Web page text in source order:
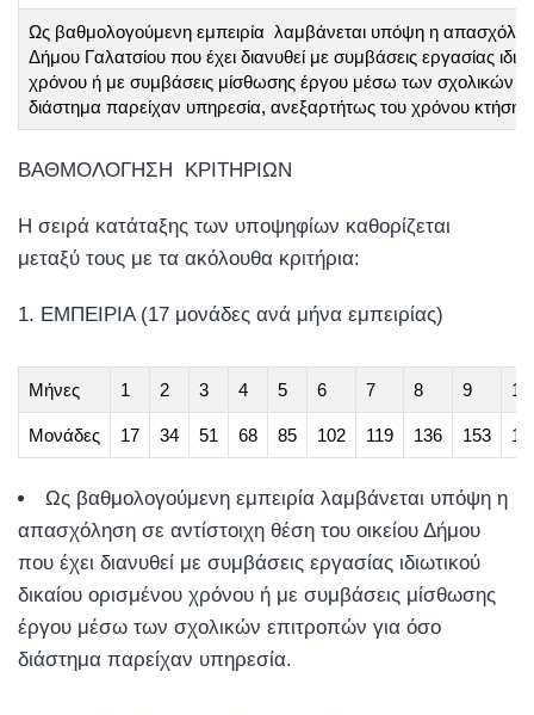
Ως βαθμολογούμενη εμπειρία λαμβάνεται υπόψη η
Δήμου Γαλατσίου που έχει διανυθεί με συμβάσεις εργασίας
χρόνου ή με συμβάσεις μίσθωσης έργου μέσω των σχολικών
διάστημα παρείχαν υπηρεσία, ανεξαρτήτως του χρόνου
ΒΑΘΜΟΛΟΓΗΣΗ ΚΡΙΤΗΡΙΩΝ
Η σειρά κατάταξης των υποψηφίων καθορίζεται
μεταξύ τους με τα ακόλουθα κριτήρια:
ΕΜΠΕΙΡΙΑ (17 μονάδες ανά μήνα εμπειρίας)
Μήνες 1 2 3 4 5 6 7 8 9 10
Μονάδες 17 34 51 68 85 102 119 136 153
Ως βαθμολογούμενη εμπειρία λαμβάνεται υπόψη η
απασχόληση σε αντίστοιχη θέση του οικείου Δήμου
που έχει διανυθεί με συμβάσεις εργασίας ιδιωτικού
δικαίου ορισμένου χρόνου ή με συμβάσεις μίσθωσης
έργου μέσω των σχολικών επιτροπών για όσο
διάστημα παρείχαν υπηρεσία.